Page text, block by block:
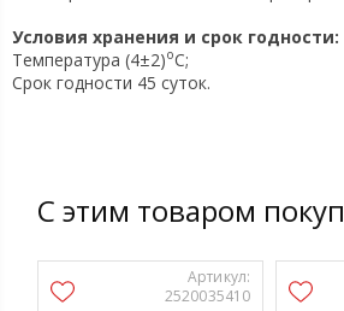
Условия хранения и срок годности:
Температура (4±2)oC;
Срок годности 45 суток.
С этим товаром
Артикул:
2520035410